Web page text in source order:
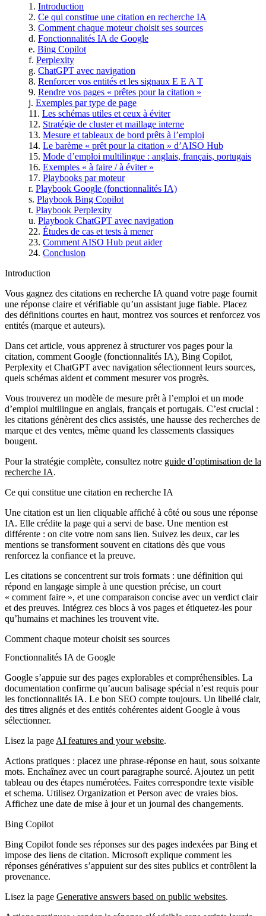
Introduction
Ce qui constitue une citation en recherche IA
Comment chaque moteur choisit ses sources
Fonctionnalités IA de Google
Bing Copilot
Perplexity
ChatGPT avec navigation
Renforcer vos entités et les signaux E E A T
Rendre vos pages « prêtes pour la citation »
Exemples par type de page
Les schémas utiles et ceux à éviter
Stratégie de cluster et maillage interne
Mesure et tableaux de bord prêts à l’emploi
Le barème « prêt pour la citation » d’AISO Hub
Mode d’emploi multilingue : anglais, français, portugais
Exemples « à faire / à éviter »
Playbooks par moteur
Playbook Google (fonctionnalités IA)
Playbook Bing Copilot
Playbook Perplexity
Playbook ChatGPT avec navigation
Études de cas et tests à mener
Comment AISO Hub peut aider
Conclusion
Introduction
Vous gagnez des citations en recherche IA quand votre page fournit
une réponse claire et vérifiable qu’un assistant juge fiable. Placez
des définitions courtes en haut, montrez vos sources et renforcez vos
entités (marque et auteurs).
Dans cet article, vous apprenez à structurer vos pages pour la
citation, comment Google (fonctionnalités IA), Bing Copilot,
Perplexity et ChatGPT avec navigation sélectionnent leurs sources,
quels schémas aident et comment mesurer vos progrès.
Vous trouverez un modèle de mesure prêt à l’emploi et un mode
d’emploi multilingue en anglais, français et portugais. C’est crucial :
les citations génèrent des clics assistés, une hausse des recherches de
marque et des ventes, même quand les classements classiques
bougent.
Pour la stratégie complète, consultez notre guide d’optimisation de la
recherche IA.
Ce qui constitue une citation en recherche IA
Une citation est un lien cliquable affiché à côté ou sous une réponse
IA. Elle crédite la page qui a servi de base. Une mention est
différente : on cite votre nom sans lien. Suivez les deux, car les
mentions se transforment souvent en citations dès que vous
renforcez la confiance et la preuve.
Les citations se concentrent sur trois formats : une définition qui
répond en langage simple à une question précise, un court
« comment faire », et une comparaison concise avec un verdict clair
et des preuves. Intégrez ces blocs à vos pages et étiquetez‑les pour
qu’humains et machines les trouvent vite.
Comment chaque moteur choisit ses sources
Fonctionnalités IA de Google
Google s’appuie sur des pages explorables et compréhensibles. La
documentation confirme qu’aucun balisage spécial n’est requis pour
les fonctionnalités IA. Le bon SEO compte toujours. Un libellé clair,
des titres alignés et des entités cohérentes aident Google à vous
sélectionner.
Lisez la page AI features and your website.
Actions pratiques : placez une phrase‑réponse en haut, sous soixante
mots. Enchaînez avec un court paragraphe sourcé. Ajoutez un petit
tableau ou des étapes numérotées. Faites correspondre texte visible
et schema. Utilisez Organization et Person avec de vraies bios.
Affichez une date de mise à jour et un journal des changements.
Bing Copilot
Bing Copilot fonde ses réponses sur des pages indexées par Bing et
impose des liens de citation. Microsoft explique comment les
réponses génératives s’appuient sur des sites publics et contrôlent la
provenance.
Lisez la page Generative answers based on public websites.